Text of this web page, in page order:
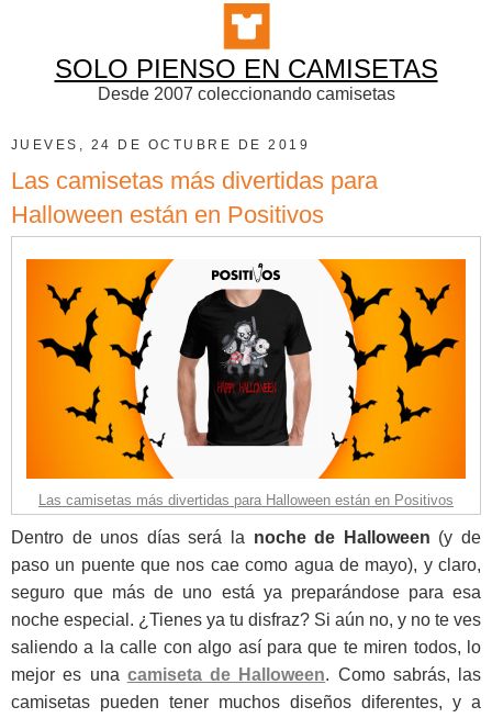
SOLO PIENSO EN CAMISETAS
Desde 2007 coleccionando camisetas
JUEVES, 24 DE OCTUBRE DE 2019
Las camisetas más divertidas para
Halloween están en Positivos
Las camisetas más divertidas para Halloween están en Positivos
Dentro de unos días será la noche de Halloween (y de
paso un puente que nos cae como agua de mayo), y claro,
seguro que más de uno está ya preparándose para esa
noche especial. ¿Tienes ya tu disfraz? Si aún no, y no te ves
saliendo a la calle con algo así para que te miren todos, lo
mejor es una camiseta de Halloween. Como sabrás, las
camisetas pueden tener muchos diseños diferentes, y a